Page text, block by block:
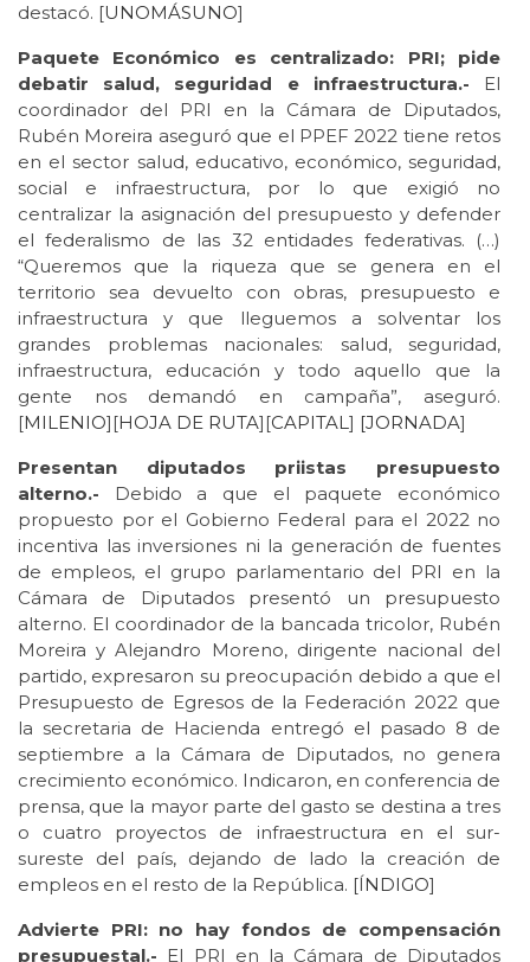
destacó. [UNOMÁSUNO]
Paquete Económico es centralizado: PRI; pide
debatir salud, seguridad e infraestructura.- El
coordinador del PRI en la Cámara de Diputados,
Rubén Moreira aseguró que el PPEF 2022 tiene retos
en el sector salud, educativo, económico, seguridad,
social e infraestructura, por lo que exigió no
centralizar la asignación del presupuesto y defender
el federalismo de las 32 entidades federativas. (…)
“Queremos que la riqueza que se genera en el
territorio sea devuelto con obras, presupuesto e
infraestructura y que lleguemos a solventar los
grandes problemas nacionales: salud, seguridad,
infraestructura, educación y todo aquello que la
gente nos demandó en campaña”, aseguró.
[MILENIO][HOJA DE RUTA][CAPITAL] [JORNADA]
Presentan diputados priistas presupuesto
alterno.- Debido a que el paquete económico
propuesto por el Gobierno Federal para el 2022 no
incentiva las inversiones ni la generación de fuentes
de empleos, el grupo parlamentario del PRI en la
Cámara de Diputados presentó un presupuesto
alterno. El coordinador de la bancada tricolor, Rubén
Moreira y Alejandro Moreno, dirigente nacional del
partido, expresaron su preocupación debido a que el
Presupuesto de Egresos de la Federación 2022 que
la secretaria de Hacienda entregó el pasado 8 de
septiembre a la Cámara de Diputados, no genera
crecimiento económico. Indicaron, en conferencia de
prensa, que la mayor parte del gasto se destina a tres
o cuatro proyectos de infraestructura en el sur-
sureste del país, dejando de lado la creación de
empleos en el resto de la República. [ÍNDIGO]
Advierte PRI: no hay fondos de compensación
presupuestal.- El PRI en la Cámara de Diputados